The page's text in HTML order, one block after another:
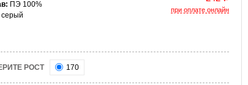
ПЭ 100%
серый
при оплате онлайн
РОСТ 170